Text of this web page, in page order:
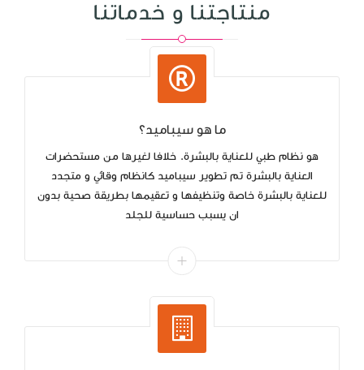
منتاجتنا و خدماتنا
ما هو سيباميد؟
هو نظام طبي للعناية بالبشرة. خلافا لغيرها من مستحضرات
العناية بالبشرة تم تطوير سيباميد كانظام وقائي و متجدد
للعناية بالبشرة خاصة وتنظيفها و تعقيمها بطريقة صحية بدون
ان يسبب حساسية للجلد